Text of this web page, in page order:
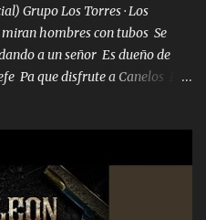
Grupo Los Torres · Los
hombres con tubos Se
a un señor Es dueño de
Pa que disfrute a Canelos Es
de grandes por eso hay
para atender los deberes
de confianza tengo gente